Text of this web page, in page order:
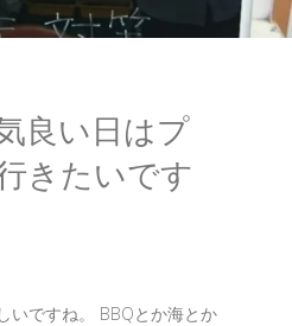
良い日はプ
きたいです
いですね。 BBQとか海とか